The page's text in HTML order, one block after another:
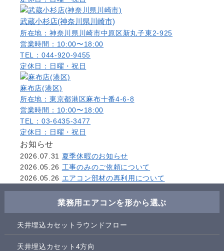
武蔵小杉店(神奈川県川崎市)
所在地：神奈川県川崎市中原区新丸子東2-925
営業時間：10:00〜18:00
TEL：044-920-9455
定休日：日曜・祝日
麻布店(港区)
所在地：東京都港区麻布十番4-6-8
営業時間：10:00〜18:00
TEL：03-6435-3477
定休日：日曜・祝日
お知らせ
2026.07.31
夏季休暇のお知らせ
2026.05.26 工事のみのご依頼について
2026.05.26 エアコン部材の再利用について
業務用エアコンを形から選ぶ
天井埋込カセットラウンドフロー
天井埋込カセット4方向